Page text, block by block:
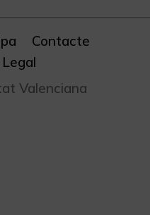
Contacte
Valenciana